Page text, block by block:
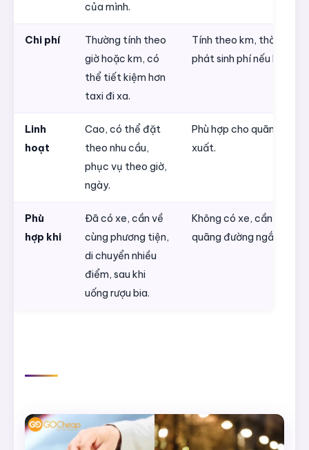
của mình.
Chi phí
Thường tính theo
giờ hoặc km, có
thể tiết kiệm hơn
taxi đi xa.
Tính theo km, thời gian
phát sinh phí nếu kẹt xe.
Linh
hoạt
Cao, có thể đặt
theo nhu cầu,
phục vụ theo giờ,
ngày.
Phù hợp cho quãng
xuất.
Phù
hợp khi
Đã có xe, cần về
cùng phương tiện,
di chuyển nhiều
điểm, sau khi
uống rượu bia.
Không có xe, cần di
quãng đường ngắn.